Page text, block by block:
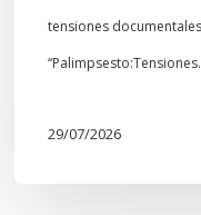
tensiones
29/07/2026